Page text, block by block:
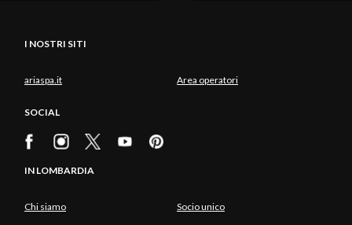
I NOSTRI SITI
ariaspa.it Area operatori
SOCIAL
IN LOMBARDIA
Chi siamo Socio unico